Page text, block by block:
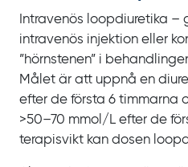
Intravenös loopdiuretika –
intravenös injektion eller
”hörnstenen” i
Målet är att uppnå en
efter de första 6 timmarna
>50‍–‍70 mmol/L efter de
terapisvikt kan dosen